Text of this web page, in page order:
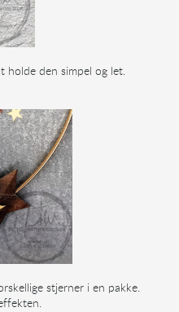
holde den simpel og let.
stjerner i en pakke.